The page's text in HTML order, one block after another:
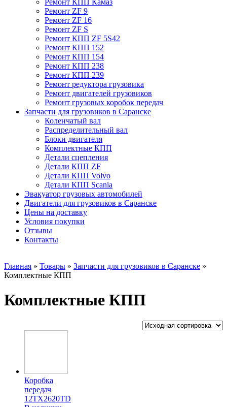
Ремонт КПП Камаз
Ремонт ZF 9
Ремонт ZF 16
Ремонт ZF S
Ремонт КПП ZF 5S42
Ремонт КПП 152
Ремонт КПП 154
Ремонт КПП 238
Ремонт КПП 239
Ремонт редуктора грузовика
Ремонт двигателей грузовиков
Ремонт грузовых коробок передач
Запчасти для грузовиков в Саранске
Коленчатый вал
Распределительный вал
Блоки двигателя
Комплектные КПП
Детали сцепления
Детали КПП ZF
Детали КПП Volvo
Детали КПП Scania
Эвакуатор грузовых автомобилей
Двигатели для грузовиков в Саранске
Цены на доставку
Условия покупки
Отзывы
Контакты
Главная » Товары » Запчасти для грузовиков в Саранске »
Комплектные КПП
Комплектные КПП
Коробка
передач
12TX2620TD